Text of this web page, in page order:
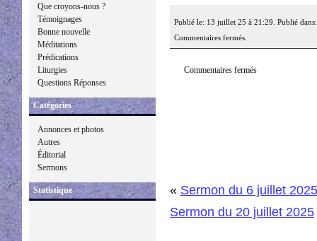
Que croyons-nous ?
Témoignages
Bonne nouvelle
Méditations
Prédications
Liturgies
Questions Réponses
Catégories
Annonces et photos
Autres
Éditorial
Sermons
Statistique
Publié le: 13 juillet 25 à 21:29. Publié
Commentaires fermés.
Commentaires fermés
« Sermon du 6 juillet 2025
Sermon du 20 juillet 2025